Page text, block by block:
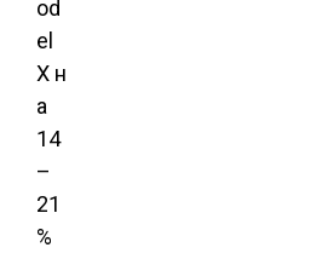
od
el
X н
а
14
–
21
%